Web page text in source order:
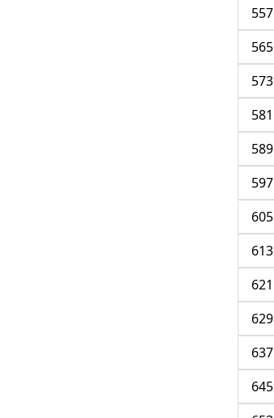
557
565
573
581
589
597
605
613
621
629
637
645